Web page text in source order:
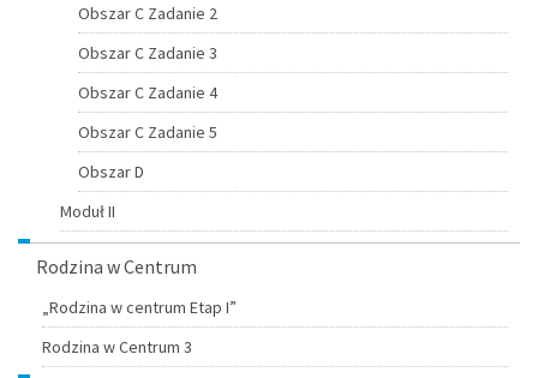
Obszar C Zadanie 2
Obszar C Zadanie 3
Obszar C Zadanie 4
Obszar C Zadanie 5
Obszar D
Moduł II
Rodzina w Centrum
„Rodzina w centrum Etap I”
Rodzina w Centrum 3